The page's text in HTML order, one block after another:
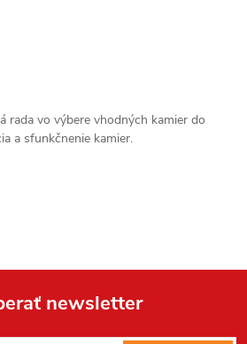
rada vo výbere vhodných kamier do
a sfunkčnenie kamier.
newsletter